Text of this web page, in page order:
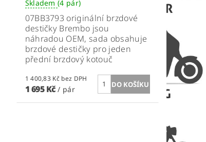
Skladem(4 pár)
07BB3793 originální brzdové
destičky Brembo jsou
náhradou OEM, sada obsahuje
brzdové destičky pro jeden
přední brzdový kotouč
1 400,83 Kč bez DPH
1 695 Kč/ pár